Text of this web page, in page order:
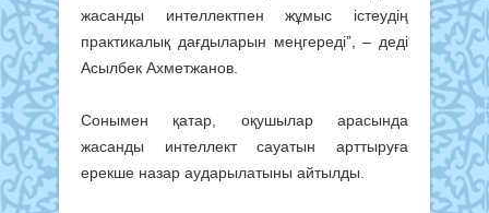
жасанды интеллектпен жұмыс істеудің
практикалық дағдыларын меңгереді”, – деді
Асылбек Ахметжанов.
Сонымен қатар, оқушылар арасында
жасанды интеллект сауатын арттыруға
ерекше назар аударылатыны айтылды.